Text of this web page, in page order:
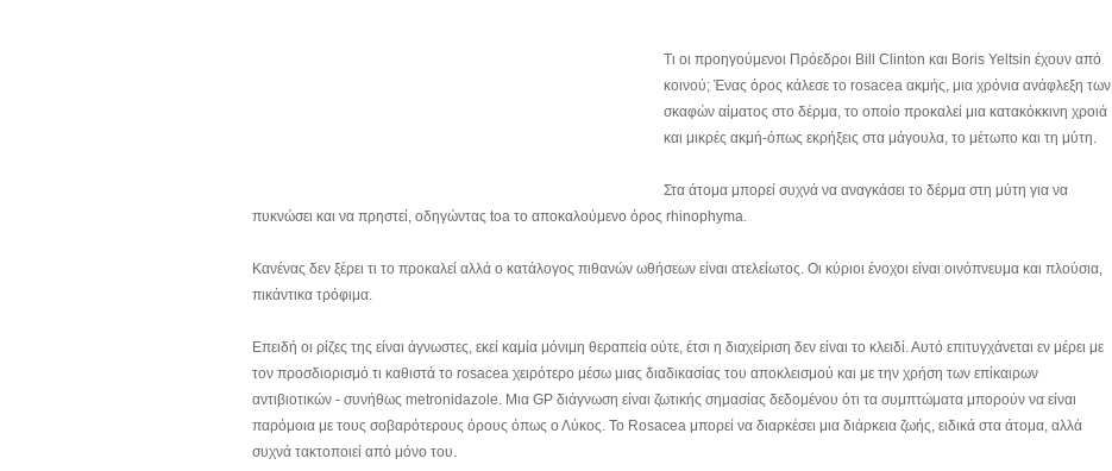
Τι οι προηγούμενοι Πρόεδροι Bill Clinton και Boris Yeltsin έχουν από
κοινού; Ένας όρος κάλεσε το rosacea ακμής, μια χρόνια ανάφλεξη των
σκαφών αίματος στο δέρμα, το οποίο προκαλεί μια κατακόκκινη χροιά
και μικρές ακμή-όπως εκρήξεις στα μάγουλα, το μέτωπο και τη μύτη.
Στα άτομα μπορεί συχνά να αναγκάσει το δέρμα στη μύτη για να
πυκνώσει και να πρηστεί, οδηγώντας toa το αποκαλούμενο όρος rhinophyma.
Κανένας δεν ξέρει τι το προκαλεί αλλά ο κατάλογος πιθανών ωθήσεων είναι ατελείωτος. Οι κύριοι ένοχοι είναι οινόπνευμα και πλούσια,
πικάντικα τρόφιμα.
Επειδή οι ρίζες της είναι άγνωστες, εκεί καμία μόνιμη θεραπεία ούτε, έτσι η διαχείριση δεν είναι το κλειδί. Αυτό επιτυγχάνεται εν μέρει με
τον προσδιορισμό τι καθιστά το rosacea χειρότερο μέσω μιας διαδικασίας του αποκλεισμού και με την χρήση των επίκαιρων
αντιβιοτικών - συνήθως metronidazole. Μια GP διάγνωση είναι ζωτικής σημασίας δεδομένου ότι τα συμπτώματα μπορούν να είναι
παρόμοια με τους σοβαρότερους όρους όπως ο Λύκος. Το Rosacea μπορεί να διαρκέσει μια διάρκεια ζωής, ειδικά στα άτομα, αλλά
συχνά τακτοποιεί από μόνο του.